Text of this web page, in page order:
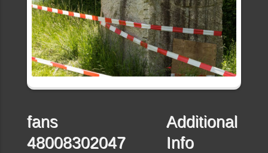
fans
48008302047
Additional
Info